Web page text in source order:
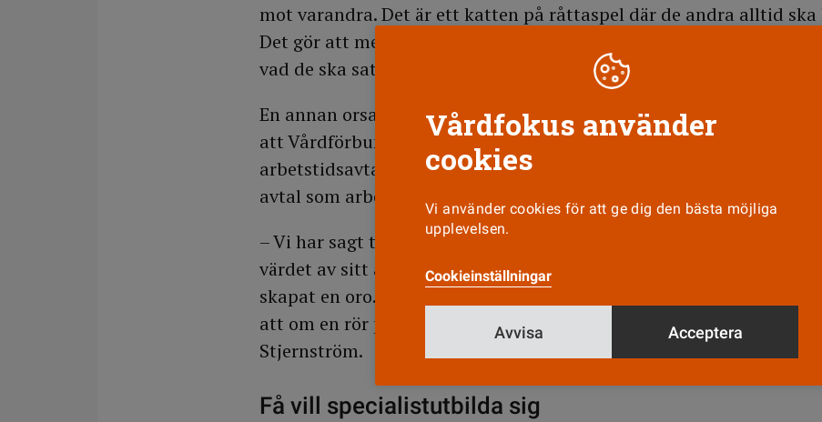
mot varandra. Det är ett katten på råttaspel där de andra alltid
Det gör att medarbetarna inte ser någon röd tråd i lönebildningen,
vad de ska satsa på för att långsiktigt kunna göra en lönekarriär.
En annan orsak till svårigheterna att behålla personal är enligt
att Vårdförbundet och Region Västmanland nyligen har tecknat
arbetstidsavtal för dem som arbetar natt. På operation har de
avtal som arbetsgivaren nu vill säga upp och ersätta med
– Vi har sagt till våra medlemmar att vi kommer att se till att de
värdet av sitt avtal om det blir sämre än det de har i dag. Men det
skapat en oro. En del tror att de kommer att förlora ekonomiskt på
att om en rör på sig så brukar man få med sig några stycken, säger
Stjernström.
Få vill specialistutbilda sig
Vårdfokus använder
cookies
Vi använder cookies för att ge dig den bästa möjliga
upplevelsen.
Cookieinställningar
Avvisa Acceptera